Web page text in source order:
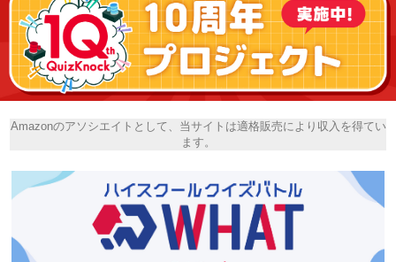
Amazonのアソシエイトとして、当サイトは適格販売により収入を得てい
ます。